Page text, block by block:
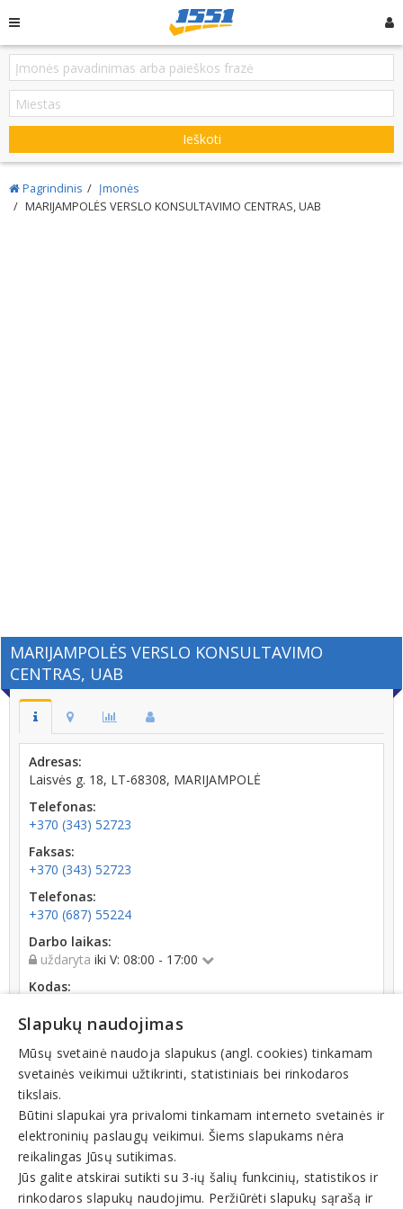
Ieškoti
Pagrindinis
Įmonės
MARIJAMPOLĖS VERSLO KONSULTAVIMO CENTRAS, UAB
MARIJAMPOLĖS VERSLO KONSULTAVIMO
CENTRAS, UAB
Adresas:
Laisvės g. 18, LT-68308, MARIJAMPOLĖ
Telefonas:
+370 (343) 52723
Faksas:
+370 (343) 52723
Telefonas:
+370 (687) 55224
Darbo laikas:
uždaryta iki V: 08:00 - 17:00
Kodas:
Registracijos data:
2000-09-01
Apyvarta:
0 € (2025 m.)
Slapukų naudojimas
Mūsų svetainė naudoja slapukus (angl. cookies) tinkamam
svetainės veikimui užtikrinti, statistiniais bei rinkodaros
tikslais.
Būtini slapukai yra privalomi tinkamam interneto svetainės ir
elektroninių paslaugų veikimui. Šiems slapukams nėra
reikalingas Jūsų sutikimas.
Jūs galite atskirai sutikti su 3-ių šalių funkcinių, statistikos ir
rinkodaros slapukų naudojimu. Peržiūrėti slapukų sąrašą ir